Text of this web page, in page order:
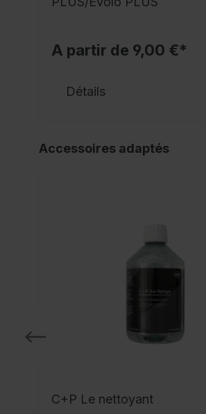
A partir de 9,00 €*
Détails
Accessoires adaptés
C+P Le nettoyant